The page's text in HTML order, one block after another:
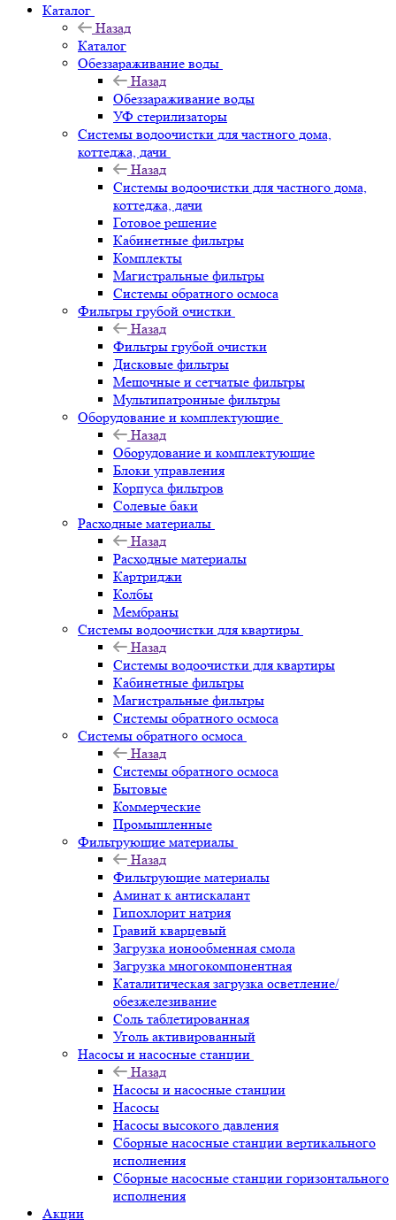
Каталог
Назад
Каталог
Обеззараживание воды
Назад
Обеззараживание воды
УФ стерилизаторы
Системы водоочистки для частного дома,
коттеджа, дачи
Назад
Системы водоочистки для частного дома,
коттеджа, дачи
Готовое решение
Кабинетные фильтры
Комплекты
Магистральные фильтры
Системы обратного осмоса
Фильтры грубой очистки
Назад
Фильтры грубой очистки
Дисковые фильтры
Мешочные и сетчатые фильтры
Мультипатронные фильтры
Оборудование и комплектующие
Назад
Оборудование и комплектующие
Блоки управления
Корпуса фильтров
Солевые баки
Расходные материалы
Назад
Расходные материалы
Картриджи
Колбы
Мембраны
Системы водоочистки для квартиры
Назад
Системы водоочистки для квартиры
Кабинетные фильтры
Магистральные фильтры
Системы обратного осмоса
Системы обратного осмоса
Назад
Системы обратного осмоса
Бытовые
Коммерческие
Промышленные
Фильтрующие материалы
Назад
Фильтрующие материалы
Аминат к антискалант
Гипохлорит натрия
Гравий кварцевый
Загрузка ионообменная смола
Загрузка многокомпонентная
Каталитическая загрузка осветление/
обезжелезивание
Соль таблетированная
Уголь активированный
Насосы и насосные станции
Назад
Насосы и насосные станции
Насосы
Насосы высокого давления
Сборные насосные станции вертикального
исполнения
Сборные насосные станции горизонтального
исполнения
Акции